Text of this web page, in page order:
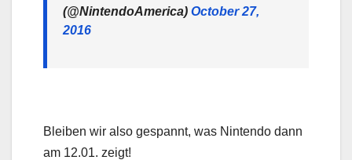
(@NintendoAmerica) October 27,
2016
Bleiben wir also gespannt, was Nintendo dann
am 12.01. zeigt!